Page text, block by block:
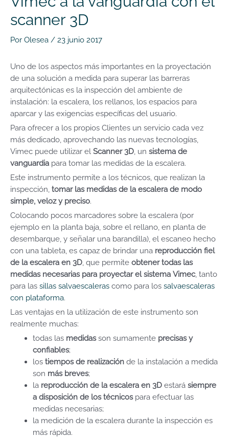
scanner 3D
Por Olesea / 23 junio 2017
Uno de los aspectos más importantes en la proyectación
de una solución a medida para superar las barreras
arquitectónicas es la inspección del ambiente de
instalación: la escalera, los rellanos, los espacios para
aparcar y las exigencias específicas del usuario.
Para ofrecer a los propios Clientes un servicio cada vez
más dedicado, aprovechando las nuevas tecnologías,
Vimec puede utilizar el Scanner 3D , un sistema de
vanguardia para tomar las medidas de la escalera.
Este instrumento permite a los técnicos, que realizan la
inspección, tomar las medidas de la escalera de modo
simple, veloz y preciso.
Colocando pocos marcadores sobre la escalera (por
ejemplo en la planta baja, sobre el rellano, en planta de
desembarque, y señalar una barandilla), el escaneo hecho
con una tableta, es capaz de brindar una reproducción fiel
de la escalera en 3D , que permite obtener todas las
medidas necesarias para proyectar el sistema Vimec, tanto
para las sillas salvaescaleras como para los salvaescaleras
con plataforma.
Las ventajas en la utilización de este instrumento son
realmente muchas:
todas las medidasson sumamente precisas y
confiables;
los tiempos de realizaciónde la instalación a medida
son más breves;
la reproducción de la escalera en 3Destará siempre
a disposición de los técnicospara efectuar las
medidas necesarias;
la medición de la escalera durante la inspección es
más rápida.